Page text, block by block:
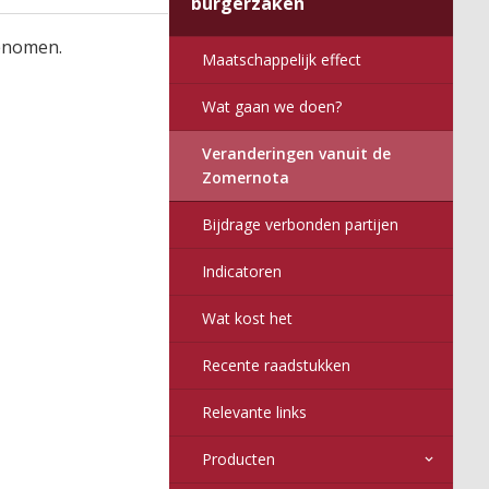
Maatschappelijk effect
Wat gaan we doen?
Veranderingen vanuit de
Zomernota
Bijdrage verbonden partijen
Indicatoren
Wat kost het
Recente raadstukken
Relevante links
Producten